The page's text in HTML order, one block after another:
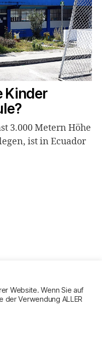
Kinder
3.000 Metern Höhe
ist in Ecuador
Website. Wenn Sie auf
der Verwendung ALLER